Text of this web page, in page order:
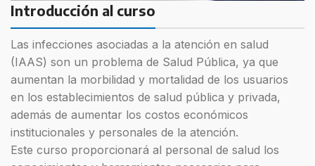
Introducción al curso
Las infecciones asociadas a la atención en salud
(IAAS) son un problema de Salud Pública, ya que
aumentan la morbilidad y mortalidad de los usuarios
en los establecimientos de salud pública y privada,
además de aumentar los costos económicos
institucionales y personales de la atención.
Este curso proporcionará al personal de salud los